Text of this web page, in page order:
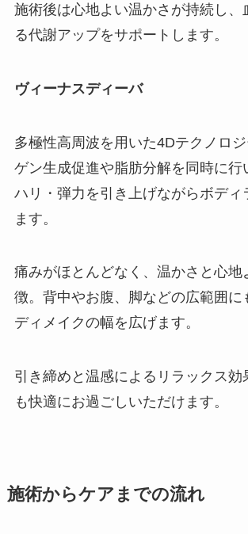
施術後は心地よい温かさが持続し、
る代謝アップをサポートします。
ヴィーナスディーバ
多極性高周波を用いた4Dテクノロ
ゲン生成促進や脂肪分解を同時に行
ハリ・弾力を引き上げながらボディ
ます。
痛みがほとんどなく、温かさと心地
徴。背中やお腹、脚などの広範囲に
ディメイクの幅を広げます。
引き締めと温感によるリラックス効
も快適にお過ごしいただけます。
施術からケアまでの流れ